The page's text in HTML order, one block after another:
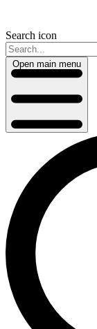
Search icon
Open main menu